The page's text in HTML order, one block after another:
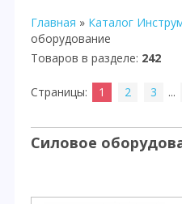
Главная » Каталог
оборудование
Товаров в разделе: 242
Страницы: 1 2 3 ...
Силовое